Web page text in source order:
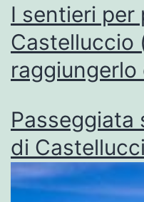
I sentieri per
Castelluccio
Passeggiata
di